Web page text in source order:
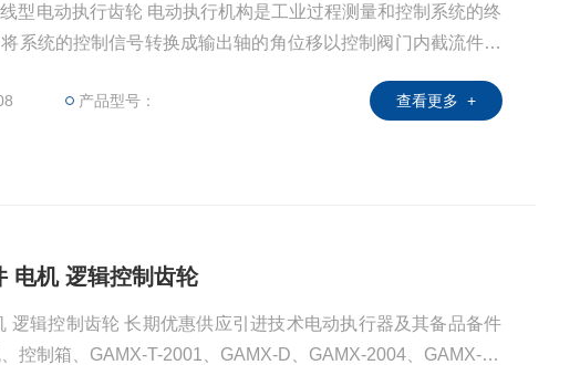
型电动执行齿轮 电动执行机构是工业过程测量和控制系统的终
系统的控制信号转换成输出轴的角位移以控制阀门内截流件的
产品型号： 查看更多 +
电机 逻辑控制齿轮
逻辑控制齿轮 长期优惠供应引进技术电动执行器及其备品备件
控制箱、GAMX-T-2001、GAMX-D、GAMX-2004、GAMX-20